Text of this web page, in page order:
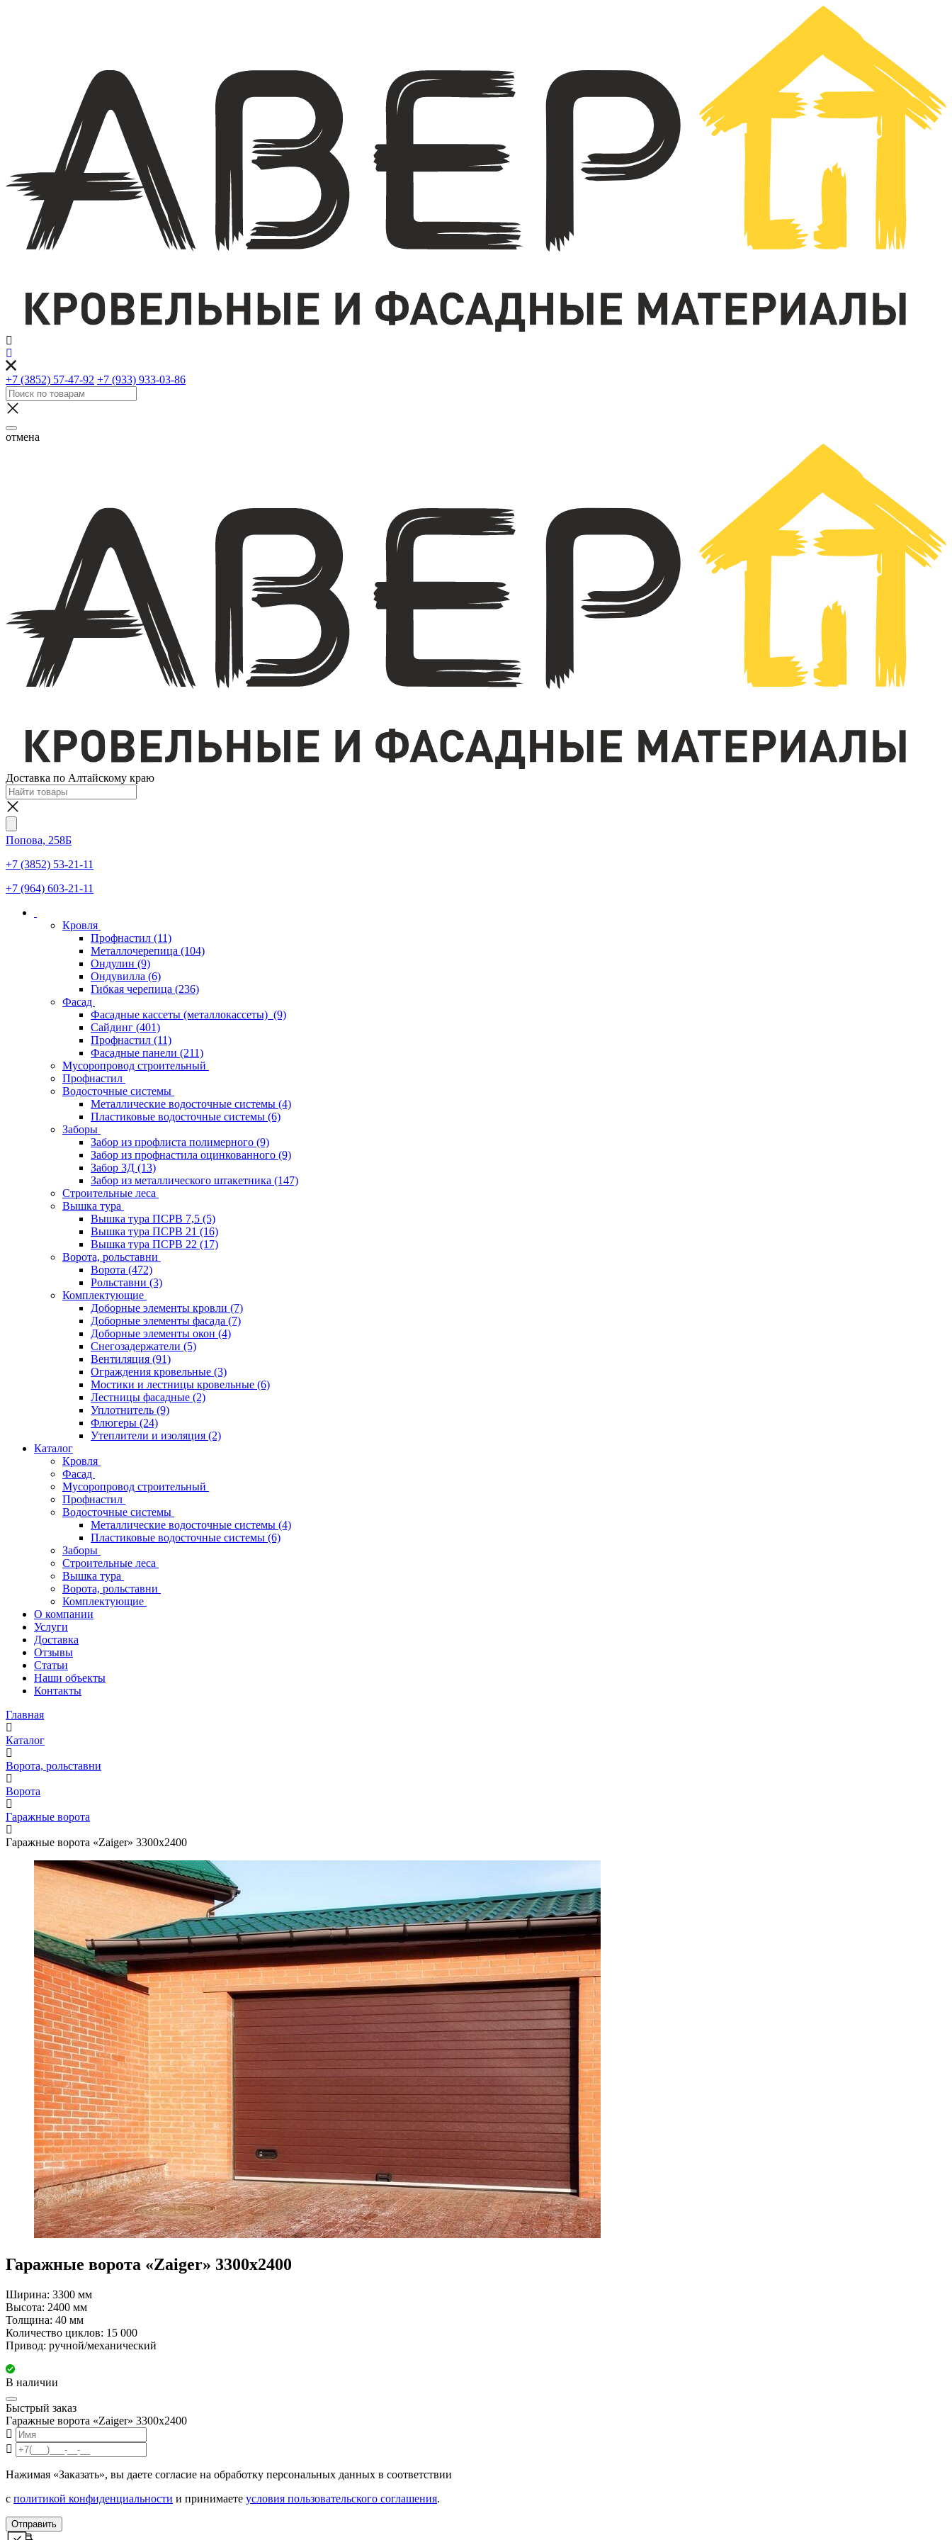
+7 (3852) 57-47-92 +7 (933) 933-03-86
отмена
Доставка по Алтайскому краю
Попова, 258Б
+7 (3852) 53-21-11
+7 (964) 603-21-11
Кровля
Профнастил (11)
Металлочерепица (104)
Ондулин (9)
Ондувилла (6)
Гибкая черепица (236)
Фасад
Фасадные кассеты (металлокассеты) (9)
Сайдинг (401)
Профнастил (11)
Фасадные панели (211)
Мусоропровод строительный
Профнастил
Водосточные системы
Металлические водосточные системы (4)
Пластиковые водосточные системы (6)
Заборы
Забор из профлиста полимерного (9)
Забор из профнастила оцинкованного (9)
Забор 3Д (13)
Забор из металлического штакетника (147)
Строительные леса
Вышка тура
Вышка тура ПСРВ 7,5 (5)
Вышка тура ПСРВ 21 (16)
Вышка тура ПСРВ 22 (17)
Ворота, рольставни
Ворота (472)
Рольставни (3)
Комплектующие
Доборные элементы кровли (7)
Доборные элементы фасада (7)
Доборные элементы окон (4)
Снегозадержатели (5)
Вентиляция (91)
Ограждения кровельные (3)
Мостики и лестницы кровельные (6)
Лестницы фасадные (2)
Уплотнитель (9)
Флюгеры (24)
Утеплители и изоляция (2)
Каталог
Кровля
Фасад
Мусоропровод строительный
Профнастил
Водосточные системы
Металлические водосточные системы (4)
Пластиковые водосточные системы (6)
Заборы
Строительные леса
Вышка тура
Ворота, рольставни
Комплектующие
О компании
Услуги
Доставка
Отзывы
Статьи
Наши объекты
Контакты
Главная
Каталог
Ворота, рольставни
Ворота
Гаражные ворота
Гаражные ворота «Zaiger» 3300х2400
Гаражные ворота «Zaiger» 3300х2400
Ширина: 3300 мм
Высота: 2400 мм
Толщина: 40 мм
Количество циклов: 15 000
Привод: ручной/механический
В наличии
Быстрый заказ
Гаражные ворота «Zaiger» 3300х2400
Нажимая «Заказать», вы даете согласие на обработку персональных данных в соответствии
с политикой конфиденциальности и принимаете условия пользовательского соглашения.
Отправить